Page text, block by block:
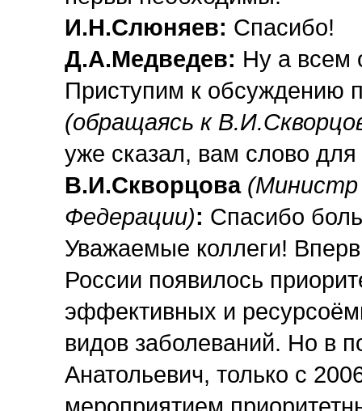
И.Н.Слюняев: Спасибо!
Д.А.Медведев: Ну а всем
Приступим к обсуждению
(обращаясь к
уже сказал, вам слово
В.И.Скворцова (Министр
Федерации): Спасибо
Уважаемые коллеги!
России появилось
эффективных и
видов заболеваний. Но в
Анатольевич, только с